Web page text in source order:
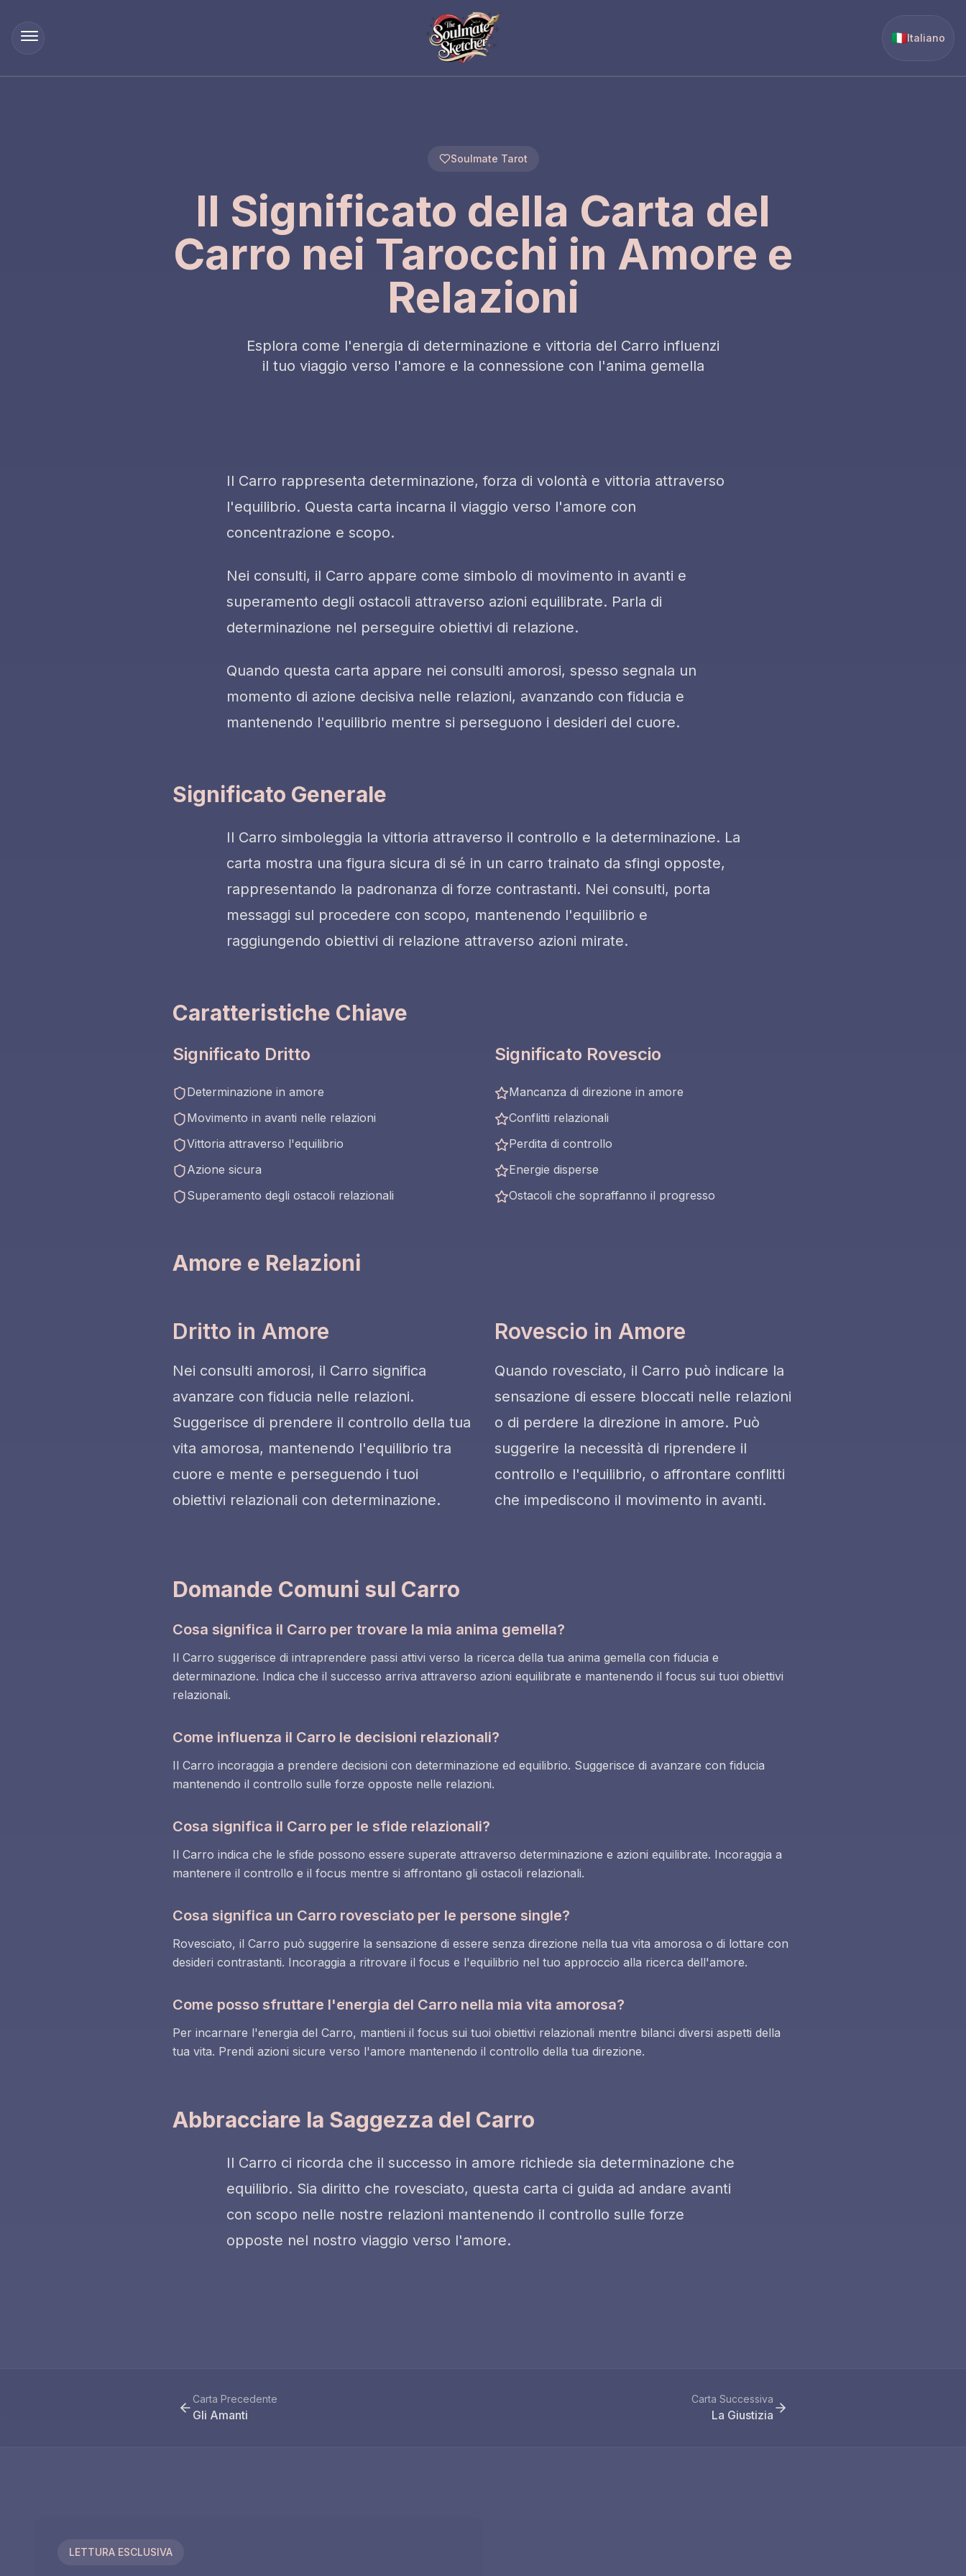
🇮🇹Italiano
Soulmate Tarot
Il Significato della Carta del
Carro nei Tarocchi in Amore e
Relazioni
Esplora come l'energia di determinazione e vittoria del Carro influenzi
il tuo viaggio verso l'amore e la connessione con l'anima gemella
Il Carro rappresenta determinazione, forza di volontà e vittoria attraverso
l'equilibrio. Questa carta incarna il viaggio verso l'amore con
concentrazione e scopo.
Nei consulti, il Carro appare come simbolo di movimento in avanti e
superamento degli ostacoli attraverso azioni equilibrate. Parla di
determinazione nel perseguire obiettivi di relazione.
Quando questa carta appare nei consulti amorosi, spesso segnala un
momento di azione decisiva nelle relazioni, avanzando con fiducia e
mantenendo l'equilibrio mentre si perseguono i desideri del cuore.
Significato Generale
Il Carro simboleggia la vittoria attraverso il controllo e la determinazione. La
carta mostra una figura sicura di sé in un carro trainato da sfingi opposte,
rappresentando la padronanza di forze contrastanti. Nei consulti, porta
messaggi sul procedere con scopo, mantenendo l'equilibrio e
raggiungendo obiettivi di relazione attraverso azioni mirate.
Caratteristiche Chiave
Significato Dritto
Determinazione in amore
Movimento in avanti nelle relazioni
Vittoria attraverso l'equilibrio
Azione sicura
Superamento degli ostacoli relazionali
Significato Rovescio
Mancanza di direzione in amore
Conflitti relazionali
Perdita di controllo
Energie disperse
Ostacoli che sopraffanno il progresso
Amore e Relazioni
Dritto in Amore
Nei consulti amorosi, il Carro significa
avanzare con fiducia nelle relazioni.
Suggerisce di prendere il controllo della tua
vita amorosa, mantenendo l'equilibrio tra
cuore e mente e perseguendo i tuoi
obiettivi relazionali con determinazione.
Rovescio in Amore
Quando rovesciato, il Carro può indicare la
sensazione di essere bloccati nelle relazioni
o di perdere la direzione in amore. Può
suggerire la necessità di riprendere il
controllo e l'equilibrio, o affrontare conflitti
che impediscono il movimento in avanti.
Domande Comuni sul Carro
Cosa significa il Carro per trovare la mia anima gemella?
Il Carro suggerisce di intraprendere passi attivi verso la ricerca della tua anima gemella con fiducia e
determinazione. Indica che il successo arriva attraverso azioni equilibrate e mantenendo il focus sui tuoi obiettivi
relazionali.
Come influenza il Carro le decisioni relazionali?
Il Carro incoraggia a prendere decisioni con determinazione ed equilibrio. Suggerisce di avanzare con fiducia
mantenendo il controllo sulle forze opposte nelle relazioni.
Cosa significa il Carro per le sfide relazionali?
Il Carro indica che le sfide possono essere superate attraverso determinazione e azioni equilibrate. Incoraggia a
mantenere il controllo e il focus mentre si affrontano gli ostacoli relazionali.
Cosa significa un Carro rovesciato per le persone single?
Rovesciato, il Carro può suggerire la sensazione di essere senza direzione nella tua vita amorosa o di lottare con
desideri contrastanti. Incoraggia a ritrovare il focus e l'equilibrio nel tuo approccio alla ricerca dell'amore.
Come posso sfruttare l'energia del Carro nella mia vita amorosa?
Per incarnare l'energia del Carro, mantieni il focus sui tuoi obiettivi relazionali mentre bilanci diversi aspetti della
tua vita. Prendi azioni sicure verso l'amore mantenendo il controllo della tua direzione.
Abbracciare la Saggezza del Carro
Il Carro ci ricorda che il successo in amore richiede sia determinazione che
equilibrio. Sia diritto che rovesciato, questa carta ci guida ad andare avanti
con scopo nelle nostre relazioni mantenendo il controllo sulle forze
opposte nel nostro viaggio verso l'amore.
Carta Precedente
Gli Amanti
Carta Successiva
La Giustizia
LETTURA ESCLUSIVA